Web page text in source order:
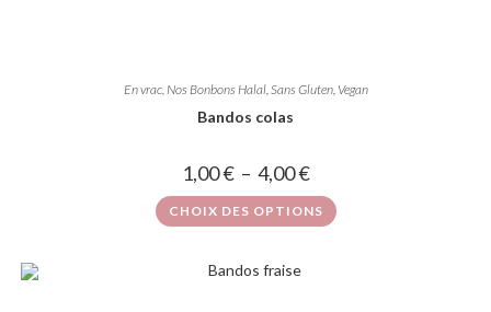
En vrac,Nos Bonbons Halal, Sans Gluten, Vegan
Bandos colas
1,00€ – 4,00€
CHOIX DES OPTIONS